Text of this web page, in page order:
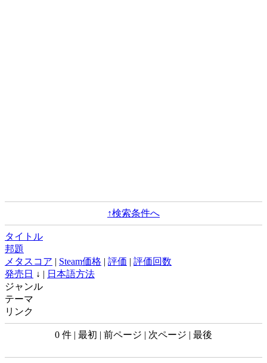
↑検索条件へ
タイトル
邦題
メタスコア | Steam価格 | 評価 | 評価回数
発売日 ↓ | 日本語方法
ジャンル
テーマ
リンク
0 件 | 最初 | 前ページ | 次ページ | 最後